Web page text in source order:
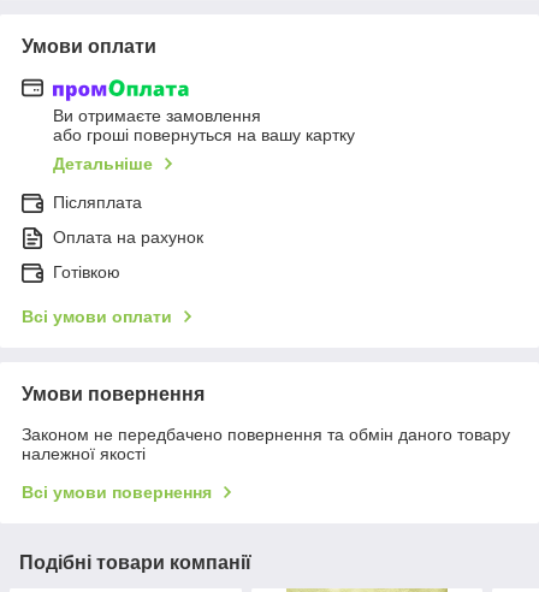
Умови оплати
Ви отримаєте замовлення
або гроші повернуться на вашу картку
Детальніше
Післяплата
Оплата на рахунок
Готівкою
Всі умови оплати
Умови повернення
Законом не передбачено повернення та обмін даного товару
належної якості
Всі умови повернення
Подібні товари компанії